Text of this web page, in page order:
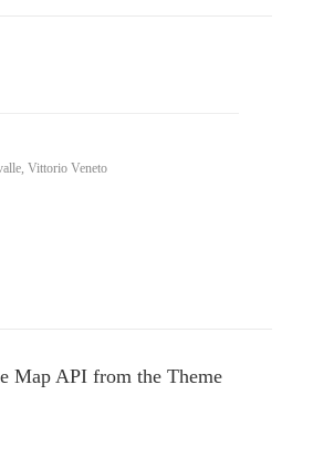
Vittorio Veneto
Map API from the Theme